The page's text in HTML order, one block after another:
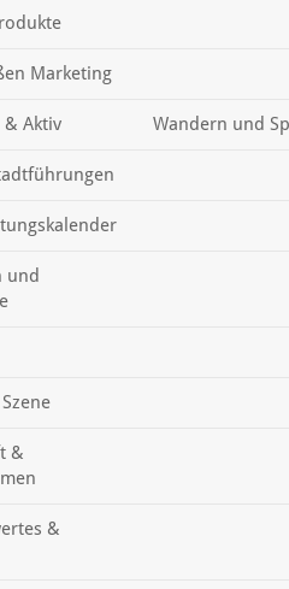
Marketing
& Aktiv Wandern und
und
&
&